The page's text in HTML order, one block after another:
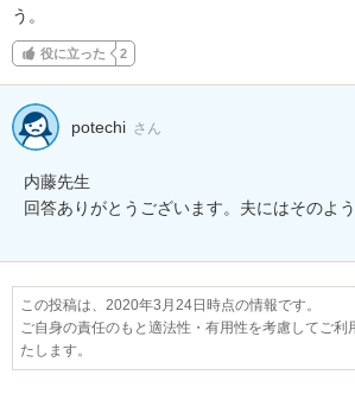
う。
役に立った 2
potechi さん
内藤先生
回答ありがとうございます。夫にはそのよう
この投稿は、2020年3月24日時点の情報です。
ご自身の責任のもと適法性・有用性を考慮してご
たします。